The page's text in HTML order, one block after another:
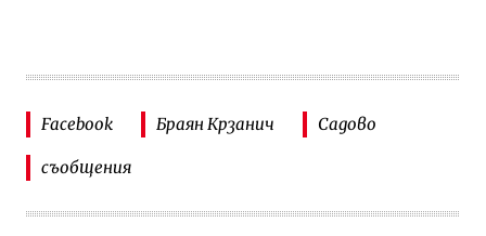
Facebook Браян Крзанич Садово
съобщения